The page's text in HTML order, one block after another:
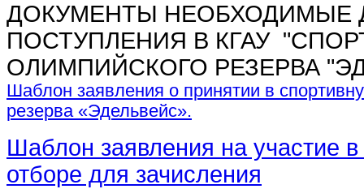
ДОКУМЕНТЫ НЕОБХОДИМЫЕ
ПОСТУПЛЕНИЯ В КГАУ
ОЛИМПИЙСКОГО РЕЗЕРВА
Шаблон заявления о принятии в
резерва «Эдельвейс».
Шаблон заявления на участие
отборе для зачисления